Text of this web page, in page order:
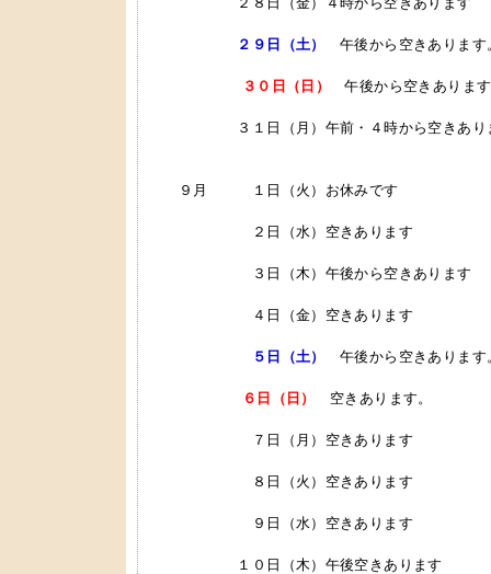
２９日（土） 午後から空きあります
３０日（日） 午後から空きありま
３１日（月）午前・４時から空きあり
９月 １日（火）お休みです
２日（水）空きあります
３日（木）午後から空きあります
４日（金）空きあります
５日（土） 午後から空きあります
６日（日） 空きあります。
７日（月）空きあります
８日（火）空きあります
９日（水）空きあります
１０日（木）午後空きあります